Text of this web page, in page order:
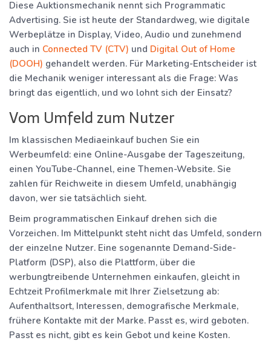
Diese Auktionsmechanik nennt sich Programmatic
Advertising. Sie ist heute der Standardweg, wie digitale
Werbeplätze in Display, Video, Audio und zunehmend
auch in Connected TV (CTV) und Digital Out of Home
(DOOH) gehandelt werden. Für Marketing-Entscheider ist
die Mechanik weniger interessant als die Frage: Was
bringt das eigentlich, und wo lohnt sich der Einsatz?
Vom Umfeld zum Nutzer
Im klassischen Mediaeinkauf buchen Sie ein
Werbeumfeld: eine Online-Ausgabe der Tageszeitung,
einen YouTube-Channel, eine Themen-Website. Sie
zahlen für Reichweite in diesem Umfeld, unabhängig
davon, wer sie tatsächlich sieht.
Beim programmatischen Einkauf drehen sich die
Vorzeichen. Im Mittelpunkt steht nicht das Umfeld, sondern
der einzelne Nutzer. Eine sogenannte Demand-Side-
Platform (DSP), also die Plattform, über die
werbungtreibende Unternehmen einkaufen, gleicht in
Echtzeit Profilmerkmale mit Ihrer Zielsetzung ab:
Aufenthaltsort, Interessen, demografische Merkmale,
frühere Kontakte mit der Marke. Passt es, wird geboten.
Passt es nicht, gibt es kein Gebot und keine Kosten.